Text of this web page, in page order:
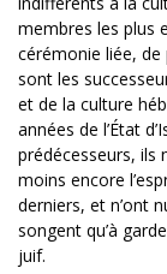
membres les plus
cérémonie liée,
sont les
et de la culture
années de l’État
prédécesseurs, ils
moins encore
derniers, et n’ont
songent qu’à
juif.